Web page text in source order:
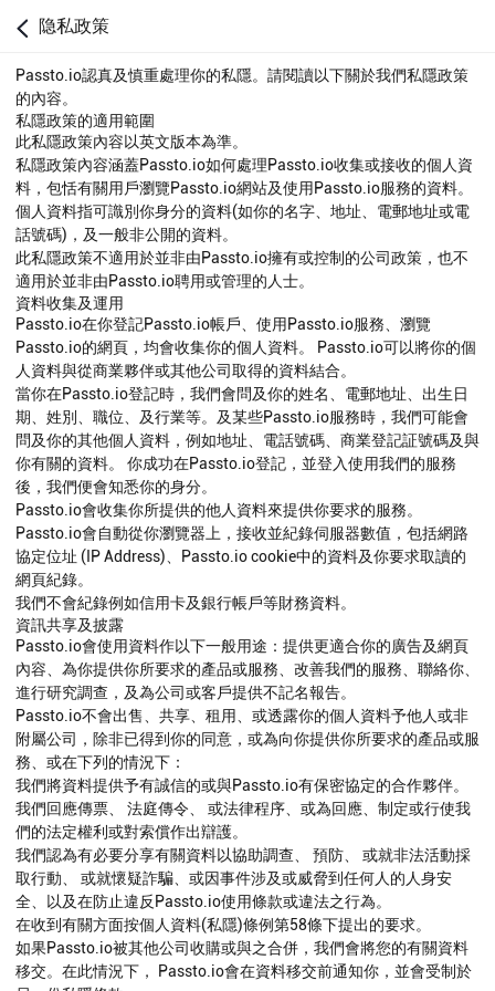
隐私政策
Passto.io認真及慎重處理你的私隱。請閱讀以下關於我們私隱政策
的內容。
私隱政策的適用範圍
此私隱政策內容以英文版本為準。
私隱政策內容涵蓋Passto.io如何處理Passto.io收集或接收的個人資
料，包恬有關用戶瀏覽Passto.io網站及使用Passto.io服務的資料。
個人資料指可識別你身分的資料(如你的名字、地址、電郵地址或電
話號碼)，及一般非公開的資料。
此私隱政策不適用於並非由Passto.io擁有或控制的公司政策，也不
適用於並非由Passto.io聘用或管理的人士。
資料收集及運用
Passto.io在你登記Passto.io帳戶、使用Passto.io服務、瀏覽
Passto.io的網頁，均會收集你的個人資料。 Passto.io可以將你的個
人資料與從商業夥伴或其他公司取得的資料結合。
當你在Passto.io登記時，我們會問及你的姓名、電郵地址、出生日
期、姓別、職位、及行業等。及某些Passto.io服務時，我們可能會
問及你的其他個人資料，例如地址、電話號碼、商業登記証號碼及與
你有關的資料。 你成功在Passto.io登記，並登入使用我們的服務
後，我們便會知悉你的身分。
Passto.io會收集你所提供的他人資料來提供你要求的服務。
Passto.io會自動從你瀏覽器上，接收並紀錄伺服器數值，包括網路
協定位址 (IP Address)、Passto.io cookie中的資料及你要求取讀的
網頁紀錄。
我們不會紀錄例如信用卡及銀行帳戶等財務資料。
資訊共享及披露
Passto.io會使用資料作以下一般用途：提供更適合你的廣告及網頁
內容、為你提供你所要求的產品或服務、改善我們的服務、聯絡你、
進行研究調查，及為公司或客戶提供不記名報告。
Passto.io不會出售、共享、租用、或透露你的個人資料予他人或非
附屬公司，除非已得到你的同意，或為向你提供你所要求的產品或服
務、或在下列的情況下：
我們將資料提供予有誠信的或與Passto.io有保密協定的合作夥伴。
我們回應傳票、 法庭傳令、 或法律程序、或為回應、制定或行使我
們的法定權利或對索償作出辯護。
我們認為有必要分享有關資料以協助調查、 預防、 或就非法活動採
取行動、 或就懷疑詐騙、或因事件涉及或威脅到任何人的人身安
全、以及在防止違反Passto.io使用條款或違法之行為。
在收到有關方面按個人資料(私隱)條例第58條下提出的要求。
如果Passto.io被其他公司收購或與之合併，我們會將您的有關資料
移交。在此情況下， Passto.io會在資料移交前通知你，並會受制於